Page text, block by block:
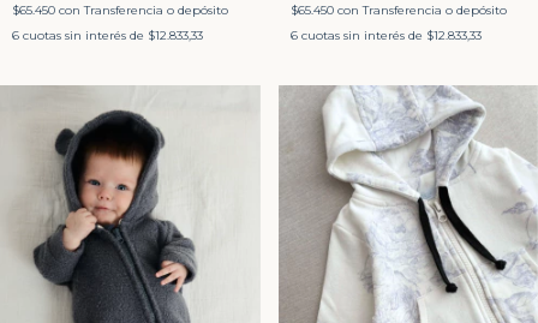
$65.450 con Transferencia o depósito
6 cuotas sin interés de $12.833,33
$65.450 con Transferencia o depósito
6 cuotas sin interés de $12.833,33